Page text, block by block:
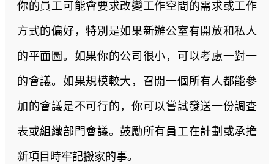
你的員工可能會要求改變工作空間的需求或工作
方式的偏好，特別是如果新辦公室有開放和私人
的平面圖。如果你的公司很小，可以考慮一對一
的會議。如果規模較大，召開一個所有人都能參
加的會議是不可行的，你可以嘗試發送一份調查
表或組織部門會議。鼓勵所有員工在計劃或承擔
新項目時牢記搬家的事。